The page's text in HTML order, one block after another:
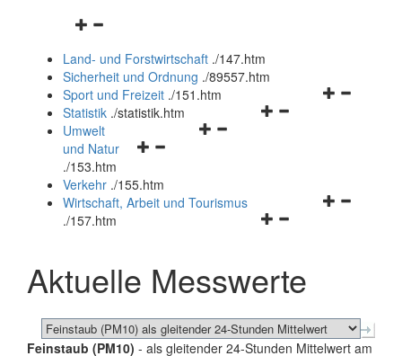
Navigationsmenü
und
schließen
Land- und Forstwirtschaft ./147.htm
Sicherheit und Ordnung ./89557.htm
Navigationsmenü
Sport und Freizeit ./151.htm
Navigationsmenü
Statistik ./statistik.htm
Navigationsmenü
und
schließen
Umwelt
und Natur
./153.htm
Verkehr ./155.htm
Navigationsmenü
schließen
Wirtschaft, Arbeit und Tourismus
./157.htm
Aktuelle Messwerte
Feinstaub (PM10) - als gleitender 24-Stunden Mittelwert am